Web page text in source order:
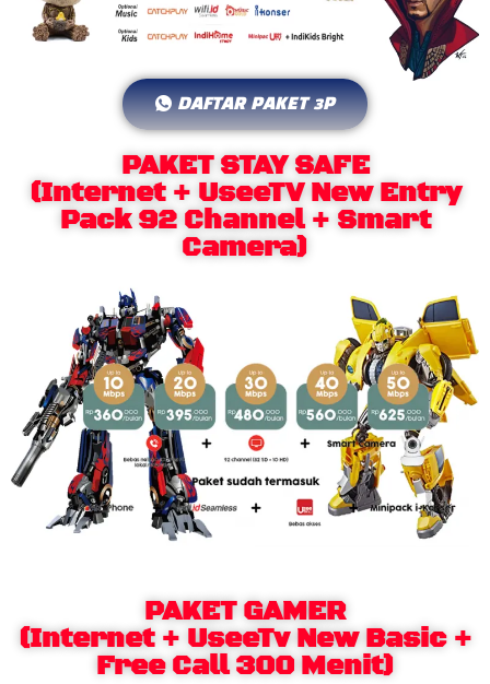
DAFTAR PAKET 3P
PAKET STAY SAFE
(Internet + UseeTV New Entry
Pack 92 Channel + Smart
Camera)
PAKET GAMER
(Internet + UseeTv New Basic +
Free Call 300 Menit)